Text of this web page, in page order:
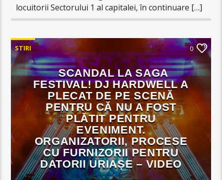
locuitorii Sectorului 1 al capitalei, în continuare […]
STIRI 0
SCANDAL LA SAGA
FESTIVAL! DJ HARDWELL A
PLECAT DE PE SCENĂ
PENTRU CĂ NU A FOST
PLĂTIT PENTRU
EVENIMENT.
ORGANIZATORII, PROCESE
CU FURNIZORII PENTRU
DATORII URIAȘE – VIDEO